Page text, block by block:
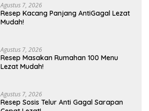
Agustus 7, 2026
Resep Kacang Panjang AntiGagal Lezat
Mudah!
Agustus 7, 2026
Resep Masakan Rumahan 100 Menu
Lezat Mudah!
Agustus 7, 2026
Resep Sosis Telur Anti Gagal Sarapan